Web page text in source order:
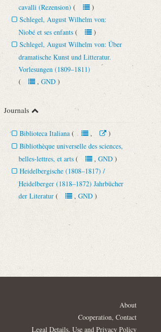
cavalli (Rezension) ()
Schlegel, August Wilhelm von:
Niobé et ses enfants ()
Schlegel, August Wilhelm von: Über
dramatische Kunst und Litteratur.
Vorlesungen (1809–1811)
(, GND)
Journals
Biblioteca Italiana (,)
Bibliothèque universelle des sciences,
belles-lettres, et arts (, GND)
Heidelbergische (1808–1817) /
Heidelberger (1818–1872) Jahrbücher
der Literatur (, GND)
About
Cooperation, Contact
Legal Details, Use and Privacy Policy